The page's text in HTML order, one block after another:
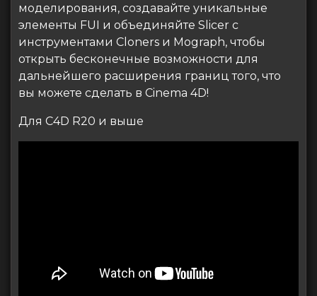
моделирования, создавайте уникальные
элементы FUI и объединяйте Slicer с
инструментами Cloners и Mograph, чтобы
открыть бесконечные возможности для
дальнейшего расширения границ того, что
вы можете сделать в Cinema 4D!
Для C4D R20 и выше